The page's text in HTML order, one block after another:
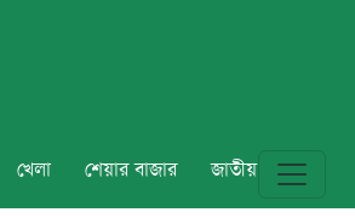
খেলা শেয়ার বাজার জাতীয় বিশ্ব